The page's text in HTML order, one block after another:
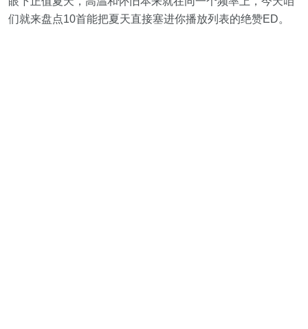
们就来盘点10首能把夏天直接塞进你播放列表的绝赞ED。